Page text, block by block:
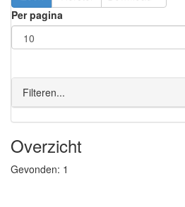
Per pagina
Filteren...
Overzicht
Gevonden: 1